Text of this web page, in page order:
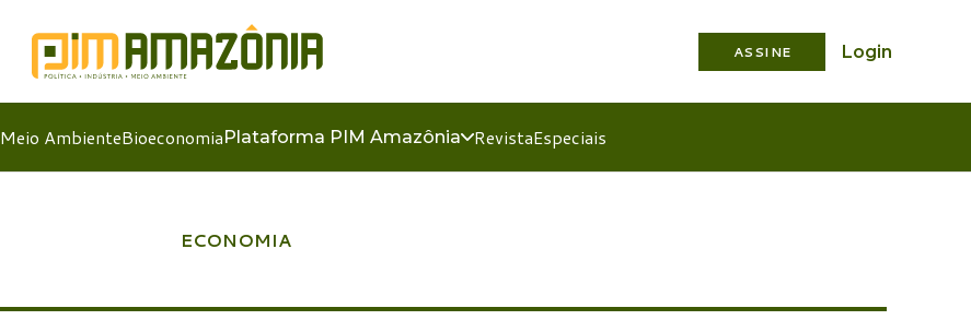
ASSINE Login
Meio AmbienteBioeconomiaPlataforma PIM Amazônia RevistaEspeciais
ECONOMIA